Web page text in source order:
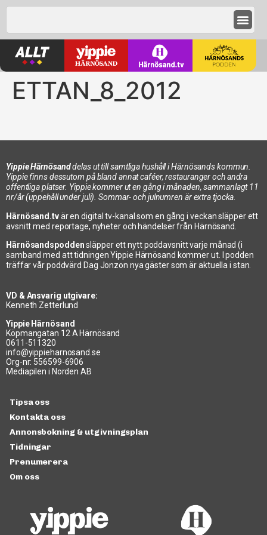
ETTAN_8_2012
Yippie Härnösanddelas ut till samtliga hushåll i Härnösands kommun.
Yippie finns dessutom på bland annat caféer, restauranger och andra
offentliga platser. Yippie kommer ut en gång i månaden, sammanlagt 11
nr/år (uppehåll under juli). Sommar- och julnumren är extra tjocka.
Härnösand.tvär en digital tv-kanal som en gång i veckan släpper ett
avsnitt med reportage, nyheter och händelser från Härnösand.
Härnösandspoddensläpper ett nytt poddavsnitt varje månad (i
samband med att tidningen Yippie Härnösand kommer ut. I podden
träffar vår poddvärd Dag Jonzon nya gäster som är aktuella i stan.
VD & Ansvarig utgivare:
Kenneth Zetterlund
Yippie Härnösand
Köpmangatan 12 A Härnösand
0611-511320
info@yippieharnosand.se
Org-nr: 556599-6906
Mediapilen i Norden AB
Tipsa oss
Kontakta oss
Annonsbokning & utgivningsplan
Tidningar
Prenumerera
Om oss